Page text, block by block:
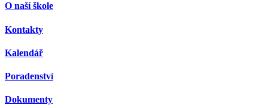
O naší škole
Kontakty
Kalendář
Poradenství
Dokumenty